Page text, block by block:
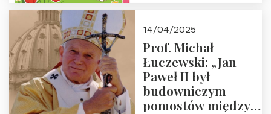
14/04/2025
Prof. Michał
Łuczewski: „Jan
Paweł II był
budowniczym
pomostów między